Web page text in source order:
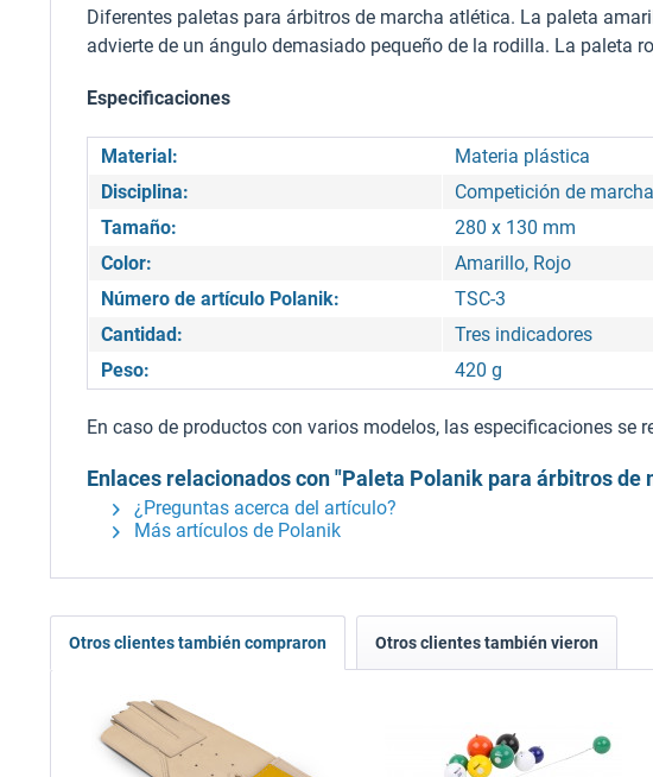
Diferentes paletas para árbitros de marcha atlética. La paleta
advierte de un ángulo demasiado pequeño de la rodilla. La paleta
Especificaciones
Material:
Materia plástica
Disciplina:
Competición de
Tamaño:
280 x 130 mm
Color:
Amarillo, Rojo
Número de artículo Polanik:
TSC-3
Cantidad:
Tres indicadores
Peso:
420 g
En caso de productos con varios modelos, las especificaciones se
Enlaces relacionados con "Paleta Polanik para árbitros de
¿Preguntas acerca del artículo?
Más artículos de Polanik
Otros clientes también compraron Otros clientes también vieron